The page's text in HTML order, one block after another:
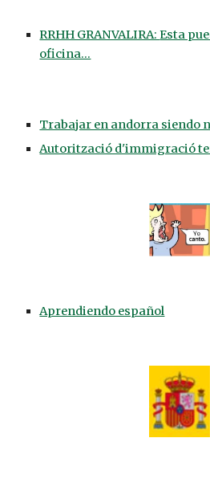
RRHH GRANVALIRA: Esta
oficina...
Trabajar en andorra siendo
Autorització d'immigració
Aprendiendo español